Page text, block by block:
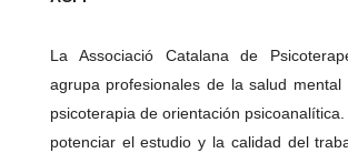
La Associació Catalana de
agrupa profesionales de la salud mental
psicoterapia de orientación
potenciar el estudio y la calidad del